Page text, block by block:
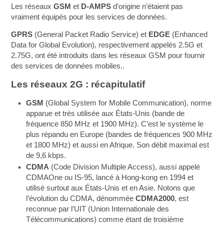
Les réseauxGSM et D-AMPS d’origine n’étaient pas
vraiment équipés pour les services de données.
GPRS (General Packet Radio Service) et EDGE (Enhanced
Data for Global Evolution), respectivement appelés 2.5G et
2.75G, ont été introduits dans les réseaux GSM pour fournir
des services de données mobiles..
Les réseaux 2G : récapitulatif
GSM (Global System for Mobile Communication), norme
apparue et très utilisée aux États-Unis (bande de
fréquence 850 MHz et 1900 MHz). C’est le système le
plus répandu en Europe (bandes de fréquences 900 MHz
et 1800 MHz) et aussi en Afrique. Son débit maximal est
de 9,6 kbps.
CDMA (Code Division Multiple Access), aussi appelé
CDMAOne ou IS-95, lancé à Hong-kong en 1994 et
utilisé surtout aux États-Unis et en Asie. Notons que
l’évolution du CDMA, dénomméeCDMA2000, est
reconnue par l’UIT (Union Internationale des
Télécommunications) comme étant de troisième